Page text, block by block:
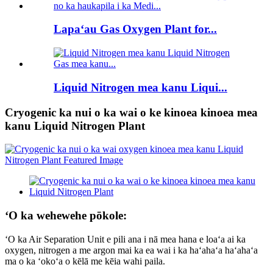
Lapaʻau Gas Oxygen Plant for...
Liquid Nitrogen mea kanu Liqui...
Cryogenic ka nui o ka wai o ke kinoea kinoea mea
kanu Liquid Nitrogen Plant
ʻO ka wehewehe pōkole:
ʻO ka Air Separation Unit e pili ana i nā mea hana e loaʻa ai ka
oxygen, nitrogen a me argon mai ka ea wai i ka haʻahaʻa haʻahaʻa
ma o ka ʻokoʻa o kēlā me kēia wahi paila.